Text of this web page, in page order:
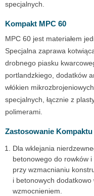
specjalnych.
Kompakt MPC 60
MPC 60 jest materiałem
Specjalna zaprawa
drobnego piasku
portlandzkiego, dodatków
włókien
specjalnych, łącznie z
polimerami.
Zastosowanie Kompaktu
Dla wklejania
betonowego do rowków
przy wzmacnianiu
i betonowych dodatkowo
wzmocnieniem.